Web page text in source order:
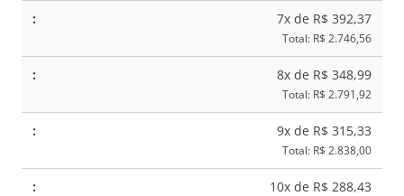
7x de R$ 392,37
Total: R$ 2.746,56
8x de R$ 348,99
Total: R$ 2.791,92
9x de R$ 315,33
Total: R$ 2.838,00
10x de R$ 288,43